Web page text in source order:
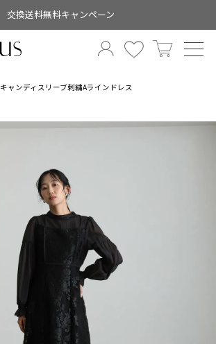
交換送料無料キャンペーン
キャンディスリーブ刺繍Aラインドレス